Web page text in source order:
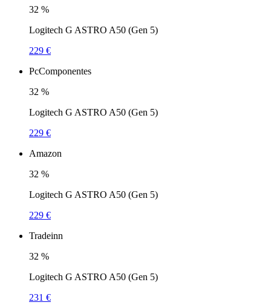
32 %
Logitech G ASTRO A50 (Gen 5)
229 €
PcComponentes
32 %
Logitech G ASTRO A50 (Gen 5)
229 €
Amazon
32 %
Logitech G ASTRO A50 (Gen 5)
229 €
Tradeinn
32 %
Logitech G ASTRO A50 (Gen 5)
231 €